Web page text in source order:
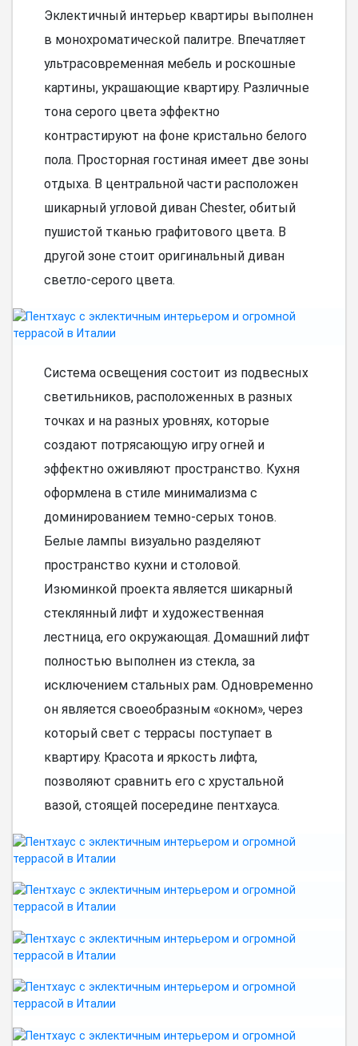
Эклектичный интерьер квартиры выполнен
в монохроматической палитре. Впечатляет
ультрасовременная мебель и роскошные
картины, украшающие квартиру. Различные
тона серого цвета эффектно
контрастируют на фоне кристально белого
пола. Просторная гостиная имеет две зоны
отдыха. В центральной части расположен
шикарный угловой диван Chester, обитый
пушистой тканью графитового цвета. В
другой зоне стоит оригинальный диван
светло-серого цвета.
Система освещения состоит из подвесных
светильников, расположенных в разных
точках и на разных уровнях, которые
создают потрясающую игру огней и
эффектно оживляют пространство. Кухня
оформлена в стиле минимализма с
доминированием темно-серых тонов.
Белые лампы визуально разделяют
пространство кухни и столовой.
Изюминкой проекта является шикарный
стеклянный лифт и художественная
лестница, его окружающая. Домашний лифт
полностью выполнен из стекла, за
исключением стальных рам. Одновременно
он является своеобразным «окном», через
который свет с террасы поступает в
квартиру. Красота и яркость лифта,
позволяют сравнить его с хрустальной
вазой, стоящей посередине пентхауса.